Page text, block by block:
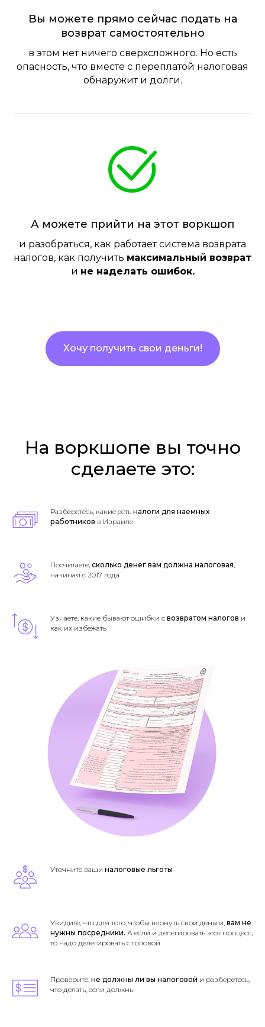
Вы можете прямо сейчас подать на
возврат самостоятельно​
в этом нет ничего сверхсложного. Но есть
опасность, что вместе с переплатой налоговая
обнаружит и долги.
А можете прийти на этот воркшоп​
и разобраться, как работает система возврата
налогов, как получить максимальный возврат
и не наделать ошибок.
Хочу получить свои деньги!
На воркшопе вы точно
сделаете это:
Разберетесь, какие есть налоги для наемных
работников в Израиле​
Посчитаете, сколько денег вам должна налоговая,
начиная с 2017 года​
Узнаете, какие бывают ошибки с возвратом налогов и
как их избежать​
Уточните ваши налоговые льготы
Увидите, что для того, чтобы вернуть свои деньги, вам не
нужны посредники. А если и делегировать этот процесс,
то надо делегировать с головой.​​
Проверите, не должны ли вы налоговой и разберетесь,
что делать, если должны​